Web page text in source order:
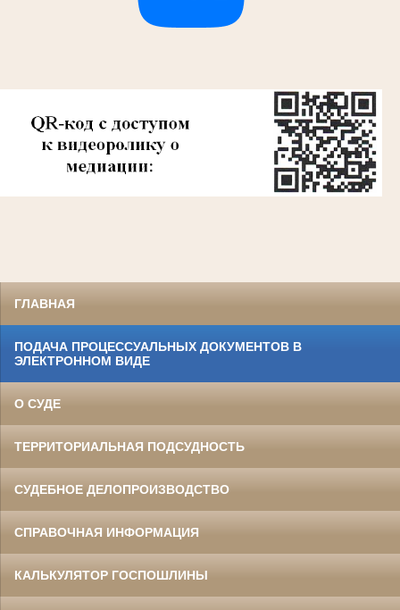
ГЛАВНАЯ
ПОДАЧА ПРОЦЕССУАЛЬНЫХ ДОКУМЕНТОВ В
ЭЛЕКТРОННОМ ВИДЕ
О СУДЕ
ТЕРРИТОРИАЛЬНАЯ ПОДСУДНОСТЬ
СУДЕБНОЕ ДЕЛОПРОИЗВОДСТВО
СПРАВОЧНАЯ ИНФОРМАЦИЯ
КАЛЬКУЛЯТОР ГОСПОШЛИНЫ